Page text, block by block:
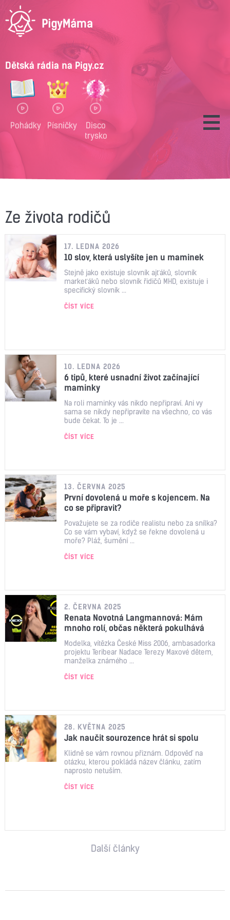
Dětská rádia na Pigy.cz
Pohádky Písničky
Disco
trysko
Ze života rodičů
17. LEDNA 2026
10 slov, která uslyšíte jen u maminek
Stejně jako existuje slovník ajťáků, slovník
markeťáků nebo slovník řidičů MHD, existuje i
specifický slovník ...
ČÍST VÍCE
10. LEDNA 2026
6 tipů, které usnadní život začínající
maminky
Na roli maminky vás nikdo nepřipraví. Ani vy
sama se nikdy nepřipravíte na všechno, co vás
bude čekat. To je ...
ČÍST VÍCE
13. ČERVNA 2025
První dovolená u moře s kojencem. Na
co se připravit?
Považujete se za rodiče realistu nebo za snílka?
Co se vám vybaví, když se řekne dovolená u
moře? Pláž, šumění ...
ČÍST VÍCE
2. ČERVNA 2025
Renata Novotná Langmannová: Mám
mnoho rolí, občas některá pokulhává
Modelka, vítězka České Miss 2006, ambasadorka
projektu Teribear Nadace Terezy Maxové dětem,
manželka známého ...
ČÍST VÍCE
28. KVĚTNA 2025
Jak naučit sourozence hrát si spolu
Klidně se vám rovnou přiznám. Odpověď na
otázku, kterou pokládá název článku, zatím
naprosto netuším.
ČÍST VÍCE
Další články